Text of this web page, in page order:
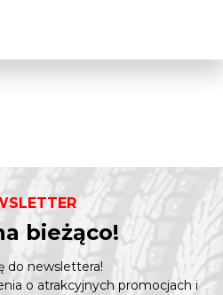
bieżąco!
do newslettera!
o atrakcyjnych promocjach i